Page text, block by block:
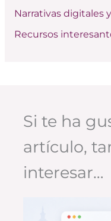
Narrativas digitales
Recursos
Si te ha
artículo,
interesar…